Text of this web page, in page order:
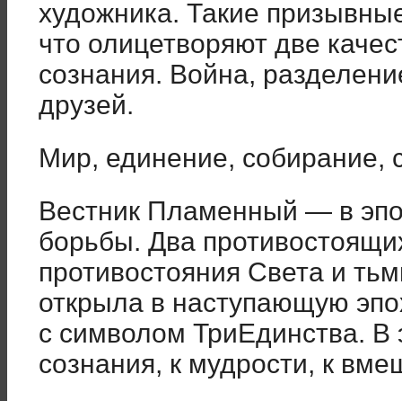
художника. Такие
что олицетворяют две
сознания. Война,
друзей.
Мир, единение, собирание,
Вестник Пламенный — в
борьбы. Два
противостояния Света и
открыла в наступающую
с символом ТриЕдинства. В
сознания, к мудрости, к